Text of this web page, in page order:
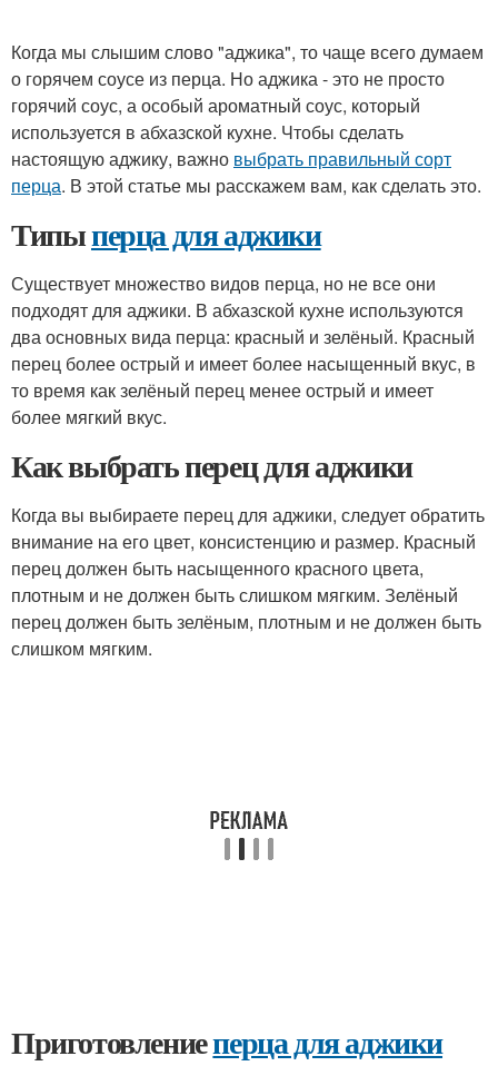
Когда мы слышим слово "аджика", то чаще всего думаем
о горячем соусе из перца. Но аджика - это не просто
горячий соус, а особый ароматный соус, который
используется в абхазской кухне. Чтобы сделать
настоящую аджику, важно выбрать правильный сорт
перца. В этой статье мы расскажем вам, как сделать это.
Типыперца для аджики
Существует множество видов перца, но не все они
подходят для аджики. В абхазской кухне используются
два основных вида перца: красный и зелёный. Красный
перец более острый и имеет более насыщенный вкус, в
то время как зелёный перец менее острый и имеет
более мягкий вкус.
Как выбрать перец для аджики
Когда вы выбираете перец для аджики, следует обратить
внимание на его цвет, консистенцию и размер. Красный
перец должен быть насыщенного красного цвета,
плотным и не должен быть слишком мягким. Зелёный
перец должен быть зелёным, плотным и не должен быть
слишком мягким.
Приготовлениеперца для аджики